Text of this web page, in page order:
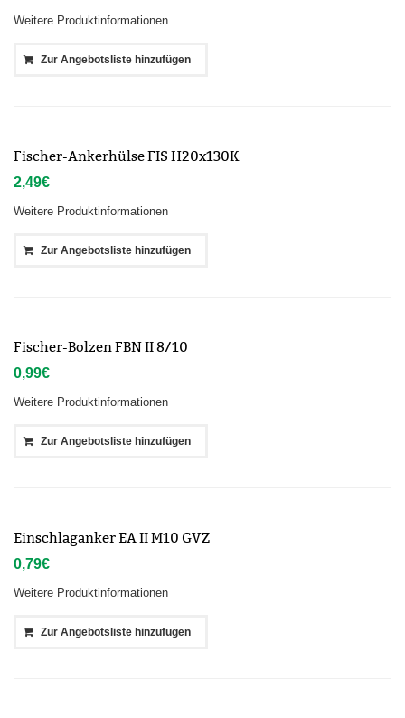
Weitere Produktinformationen
Zur Angebotsliste hinzufügen
Fischer-Ankerhülse FIS H20x130K
2,49€
Weitere Produktinformationen
Zur Angebotsliste hinzufügen
Fischer-Bolzen FBN II 8/10
0,99€
Weitere Produktinformationen
Zur Angebotsliste hinzufügen
Einschlaganker EA II M10 GVZ
0,79€
Weitere Produktinformationen
Zur Angebotsliste hinzufügen